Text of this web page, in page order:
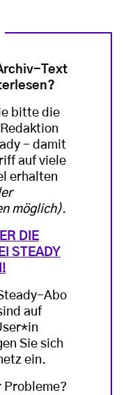
Text
bitte die
- damit
auf viele
erhalten
möglich).
DIE
STEADY
Abo
auf
Sie sich
ein.
Probleme?